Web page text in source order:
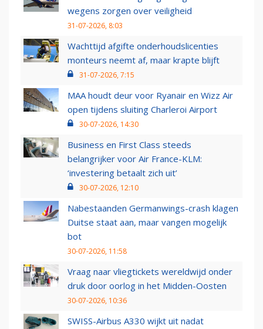
wegens zorgen over veiligheid
31-07-2026, 8:03
Wachttijd afgifte onderhoudslicenties
monteurs neemt af, maar krapte blijft
31-07-2026, 7:15
MAA houdt deur voor Ryanair en Wizz Air
open tijdens sluiting Charleroi Airport
30-07-2026, 14:30
Business en First Class steeds
belangrijker voor Air France-KLM:
‘investering betaalt zich uit’
30-07-2026, 12:10
Nabestaanden Germanwings-crash klagen
Duitse staat aan, maar vangen mogelijk
bot
30-07-2026, 11:58
Vraag naar vliegtickets wereldwijd onder
druk door oorlog in het Midden-Oosten
30-07-2026, 10:36
SWISS-Airbus A330 wijkt uit nadat